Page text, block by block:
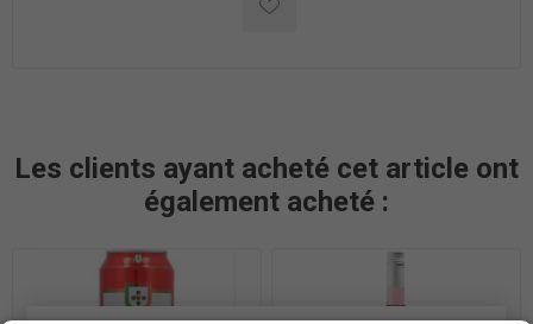
Les clients ayant acheté cet article ont
également acheté :